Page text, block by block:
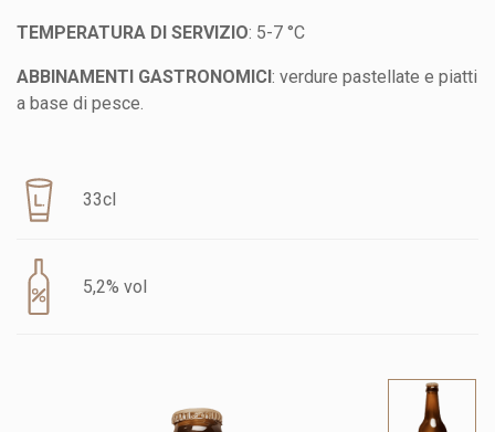
TEMPERATURA DI SERVIZIO: 5-7 °C
ABBINAMENTI GASTRONOMICI: verdure pastellate e piatti
a base di pesce.
33cl
5,2% vol